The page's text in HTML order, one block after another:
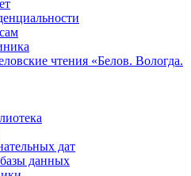
чтения «Белов. Вологда.
дат
данных